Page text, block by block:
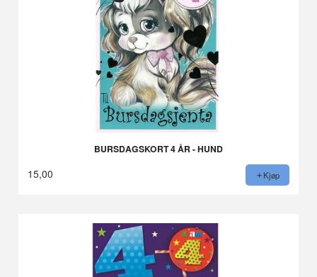
BURSDAGSKORT 4 ÅR - HUND
15,00 Kjøp